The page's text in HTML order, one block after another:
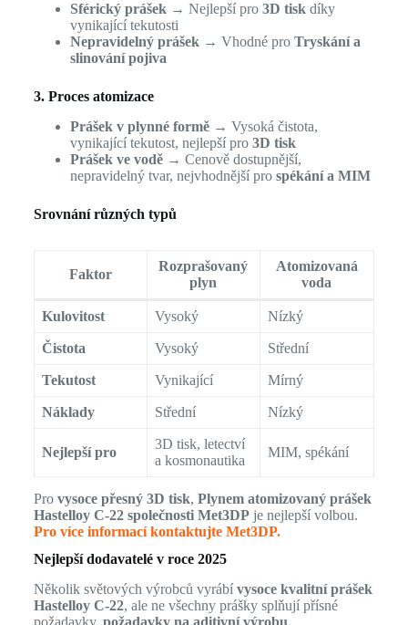
Sférický prášek→ Nejlepší pro 3D tiskdíky
vynikající tekutosti
Nepravidelný prášek→ Vhodné pro Tryskání a
slinování pojiva
3. Proces atomizace
Prášek v plynné formě→ Vysoká čistota,
vynikající tekutost, nejlepší pro 3D tisk
Prášek ve vodě→ Cenově dostupnější,
nepravidelný tvar, nejvhodnější pro spékání a MIM
Srovnání různých typů
Faktor
Rozprašovaný
plyn
Atomizovaná
voda
Kulovitost Vysoký Nízký
Čistota Vysoký Střední
Tekutost Vynikající Mírný
Náklady Střední Nízký
Nejlepší pro
3D tisk, letectví
a kosmonautika
MIM, spékání
Pro vysoce přesný 3D tisk, Plynem atomizovaný prášek
Hastelloy C-22 společnosti Met3DPje nejlepší volbou.
Pro více informací kontaktujte Met3DP.
Nejlepší dodavatelé v roce 2025
Několik světových výrobců vyrábí vysoce kvalitní prášek
Hastelloy C-22, ale ne všechny prášky splňují přísné
požadavky. požadavky na aditivní výrobu.